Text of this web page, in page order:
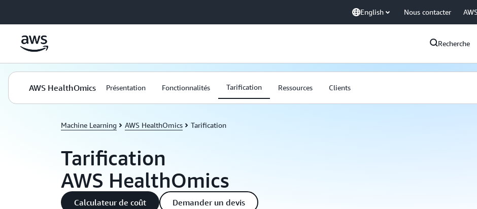
English Nous contacter
Recherche
AWS HealthOmics Présentation Fonctionnalités Tarification Ressources Clients
Machine Learning AWS HealthOmics Tarification
Tarification
AWS HealthOmics
Calculateur de coût Demander un devis